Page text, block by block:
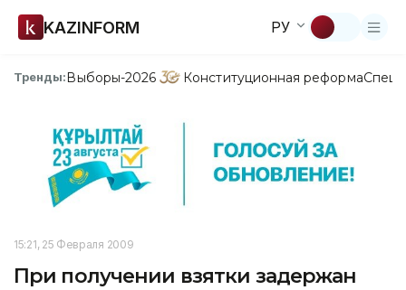
KAZINFORM РУ
Тренды:Выборы-2026 Конституционная реформа
15:21, 25 Февраля 2009
При получении взятки задержан